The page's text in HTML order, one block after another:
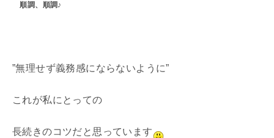
順調、順調♪
”無理せず義務感にならないように”
これが私にとっての
長続きのコツだと思っています